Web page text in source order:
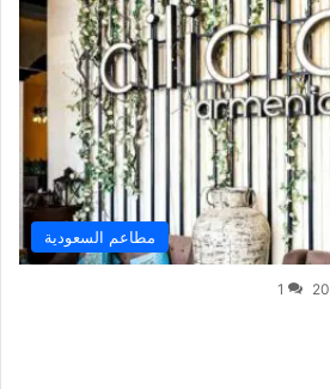
مطاعم السعودية
1